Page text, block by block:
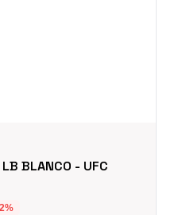
BLANCO - UFC
2%